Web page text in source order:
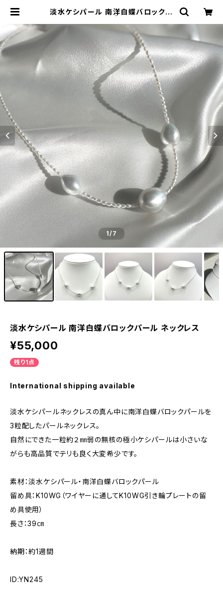
淡水ケシパール 南洋白蝶バロックパ
1/7
淡水ケシパール 南洋白蝶バロックパール ネックレス
¥55,000
残り1点
International shipping available
淡水ケシパールネックレスの真ん中に南洋白蝶バロックパールを
3粒配したパールネックレス。
自然にできた一粒約２㎜弱の無核の極小ケシパールは小さいな
がらも高品質でテリも良く大変希少です。
素材：淡水ケシパール・南洋白蝶バロックパール
留め具：K10WG（ワイヤーに通してK10WG引き輪プレートの留
め具使用）
長さ：39㎝
納期：約1週間
ID:YN245